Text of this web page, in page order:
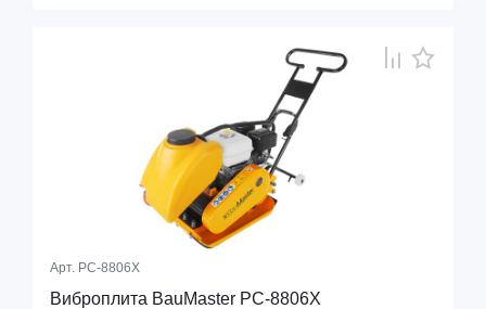
Арт. PC-8806X
Виброплита BauMaster PC-8806X